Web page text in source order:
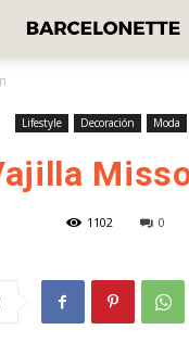
Lifestyle Decoración Moda
1102 0